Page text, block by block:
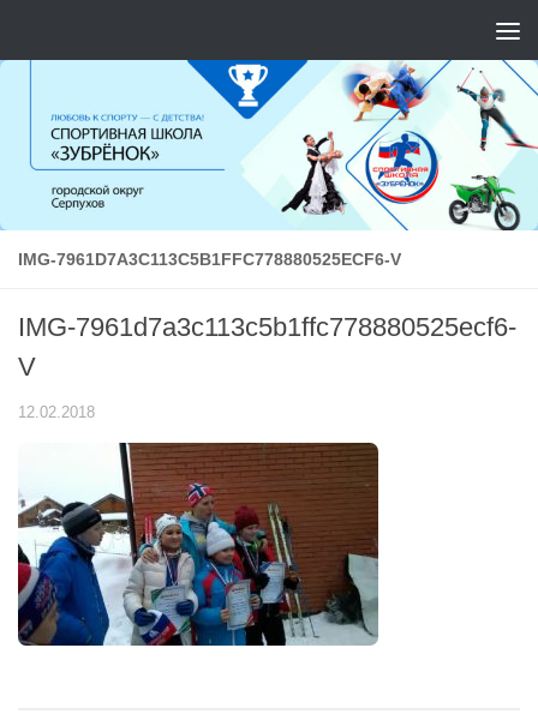
IMG-7961D7A3C113C5B1FFC778880525ECF6-V
IMG-7961d7a3c113c5b1ffc778880525ecf6-
V
12.02.2018